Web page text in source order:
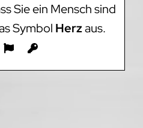
Sie ein Mensch sind
Symbol Herzaus.